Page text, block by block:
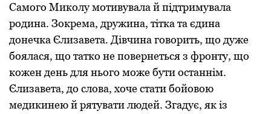
Самого Миколу мотивувала й підтримувала
родина. Зокрема, дружина, тітка та єдина
донечка Єлизавета. Дівчина говорить, що дуже
боялася, що татко не повернеться з фронту, що
кожен день для нього може бути останнім.
Єлизавета, до слова, хоче стати бойовою
медикинею й рятувати людей. Згадує, як із